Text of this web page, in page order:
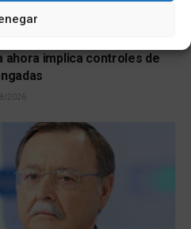
ahora implica controles de
2026